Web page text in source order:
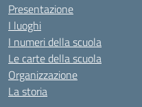
Presentazione
I luoghi
I numeri della scuola
Le carte della scuola
Organizzazione
La storia